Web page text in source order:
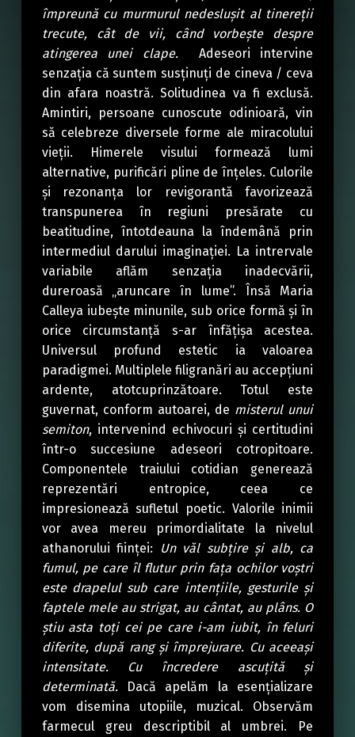
împreună cu murmurul nedeslușit al tinereții
trecute, cât de vii, când vorbește despre
atingerea unei clape.
Adeseori intervine
senzația că suntem susținuți de cineva / ceva
din afara noastră. Solitudinea va fi exclusă.
Amintiri, persoane cunoscute odinioară, vin
să celebreze diversele forme ale miracolului
vieții. Himerele visului formează lumi
alternative, purificări pline de înțeles. Culorile
și rezonanța lor revigorantă favorizează
transpunerea în regiuni presărate cu
beatitudine, întotdeauna la îndemână prin
intermediul darului imaginației. La intrervale
variabile aflăm senzația inadecvării,
dureroasă „aruncare în lume”. Însă Maria
Calleya iubește minunile, sub orice formă și în
orice circumstanță s-ar înfățișa acestea.
Universul profund estetic ia valoarea
paradigmei. Multiplele filigranări au accepțiuni
ardente, atotcuprinzătoare. Totul este
guvernat, conform autoarei, de misterul unui
semiton, intervenind echivocuri și certitudini
într-o succesiune adeseori cotropitoare.
Componentele traiului cotidian generează
reprezentări entropice, ceea ce
impresionează sufletul poetic. Valorile inimii
vor avea mereu primordialitate la nivelul
athanorului ființei:
Un văl subțire și alb, ca
fumul, pe care îl flutur prin fața ochilor voștri
este drapelul sub care intențiile, gesturile și
faptele mele au strigat, au cântat, au plâns. O
știu asta toți cei pe care i-am iubit, în feluri
diferite, după rang și împrejurare. Cu aceeași
intensitate. Cu încredere ascuțită și
determinată. Dacă apelăm la esențializare
vom disemina utopiile, muzical. Observăm
farmecul greu descriptibil al umbrei. Pe